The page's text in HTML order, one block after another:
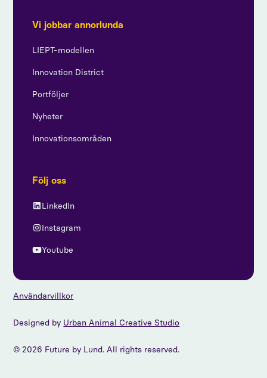
Vi jobbar annorlunda
LIEPT-modellen
Innovation District
Portföljer
Nyheter
Innovationsområden
Följ oss
LinkedIn
Instagram
Youtube
© 2026 Future by Lund. All rights reserved.
Designed by Urban Animal Creative Studio
Användarvillkor